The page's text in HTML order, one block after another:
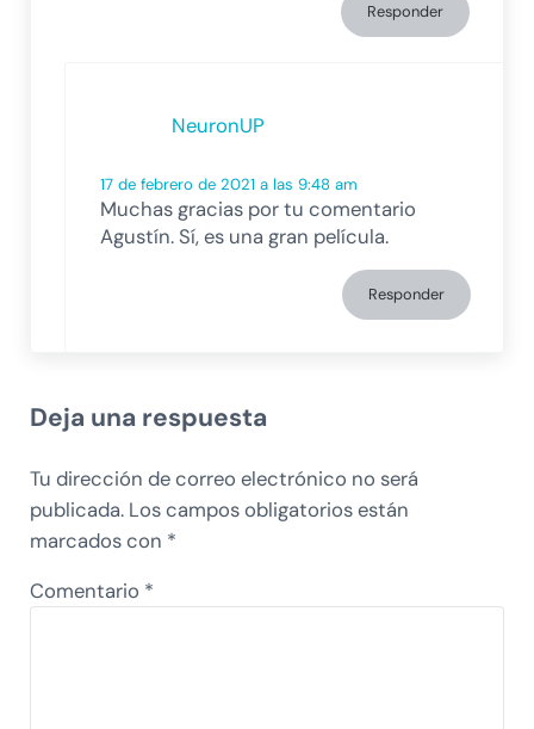
Responder
NeuronUP
17 de febrero de 2021 a las 9:48 am
Muchas gracias por tu comentario
Agustín. Sí, es una gran película.
Responder
Deja una respuesta
Tu dirección de correo electrónico no será
publicada. Los campos obligatorios están
marcados con *
Comentario *